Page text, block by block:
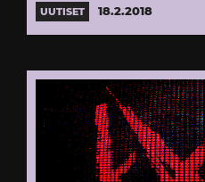
UUTISET 18.2.2018